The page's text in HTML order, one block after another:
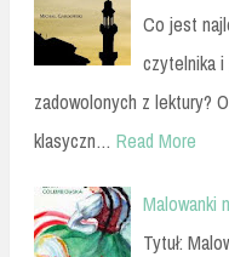
Co jest
czytelnika i
zadowolonych z lektury?
klasyczn… Read More
Malowanki
Tytuł: